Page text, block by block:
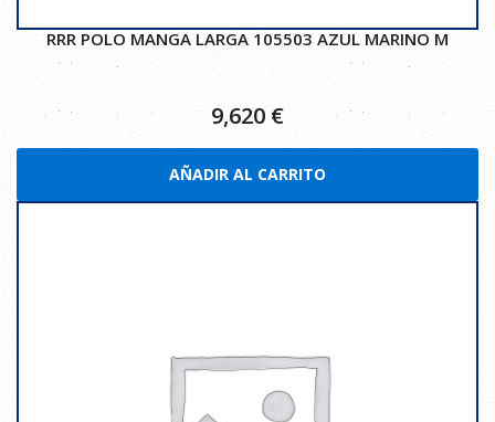
RRR POLO MANGA LARGA 105503 AZUL MARINO M
9,620 €
AÑADIR AL CARRITO